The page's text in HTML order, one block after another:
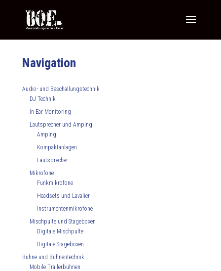
Navigation
Audio- und Beschallungstechnik
DJ Technik
In Ear Monitoring
Lautsprecher und Amping
Amping
Kompaktanlagen
Lautsprecher
Mikrofone
Funkmikrofone
Headsets und Lavalier
Instrumentenmikrofone
Mischpulte und Stageboxen
Digitale Mischpulte
Digitale Stageboxen
Bühne und Bühnentechnik
Mobile Trailerbühnen